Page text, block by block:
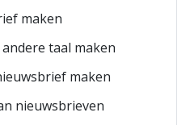
maken
taal maken
maken
nieuwsbrieven